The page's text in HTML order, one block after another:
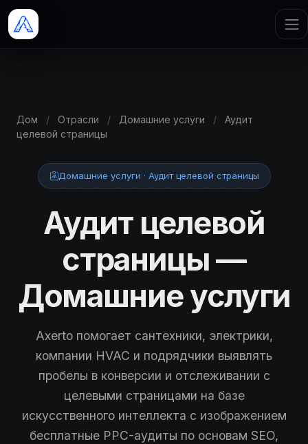
Дом / Отрасли / Домашние услуги /
Аудит
целевой страницы
Домашние услуги · Аудит целевой страницы
Аудит целевой
страницы —
Домашние услуги
Axerto помогает сантехники, электрики,
компании HVAC и подрядчики выявлять
пробелы в конверсии и отслеживании с
целевыми страницами на базе
искусственного интеллекта с изображением
бесплатные PPC-аудиты по основам SEO,